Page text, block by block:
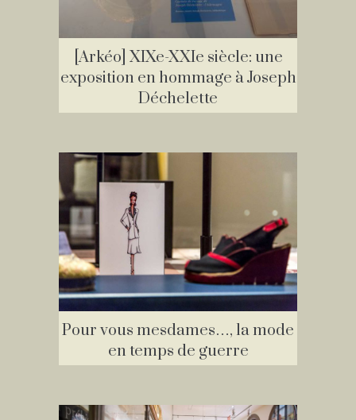
[Arkéo] XIXe-XXIe siècle: une
exposition en hommage à Joseph
Déchelette
Pour vous mesdames…, la mode
en temps de guerre